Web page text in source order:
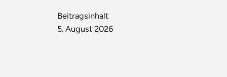
Beitragsinhalt
5. August 2026